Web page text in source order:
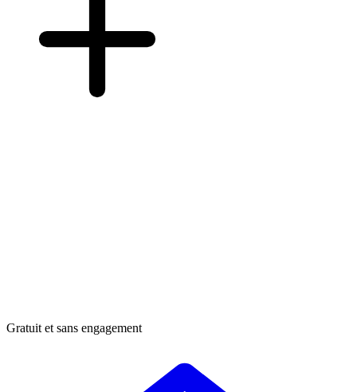
Gratuit et sans engagement